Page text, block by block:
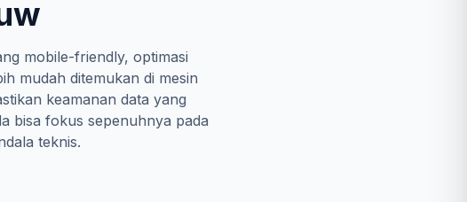
mobile-friendly, optimasi
mudah ditemukan di mesin
keamanan data yang
bisa fokus sepenuhnya pada
teknis.